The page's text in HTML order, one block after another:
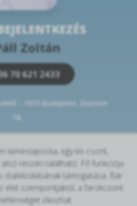
Zoltán
70 621 2433
- 1015 Budapest, Ostrom
16.
kéneslapocka, egy kis csont,
részén található. Fő funkciója
stabilizálásának támogatása. Bár
élet szempontjából, a farokcsont
okozhat.